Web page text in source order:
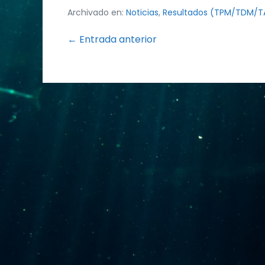
Archivado en: Noticias, Resultados (TPM/TDM/
Navegación
← Entrada anterior